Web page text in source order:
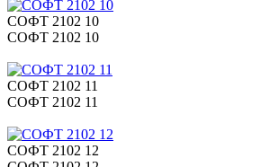
СОФТ 2102 10
СОФТ 2102 10
СОФТ 2102 11
СОФТ 2102 11
СОФТ 2102 12